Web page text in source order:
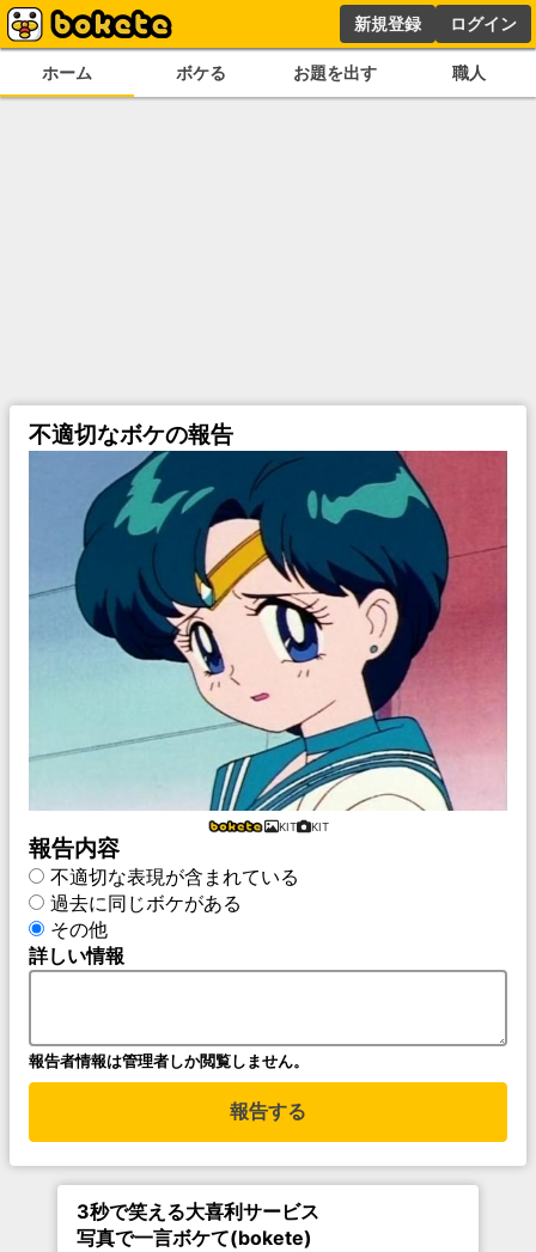
新規登録 ログイン
ホーム ボケる お題を出す 職人
不適切なボケの報告
KIT KIT
報告内容
不適切な表現が含まれている
過去に同じボケがある
その他
詳しい情報
報告者情報は管理者しか閲覧しません。
報告する
3秒で笑える大喜利サービス
写真で一言ボケて(bokete)